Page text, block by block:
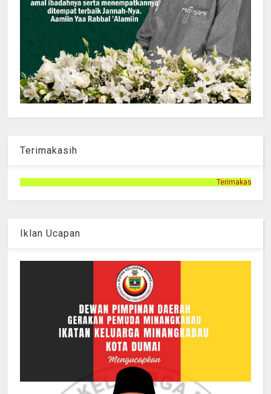
Terimakasih
Terimakasih telah mengunjungi halaman
Iklan Ucapan